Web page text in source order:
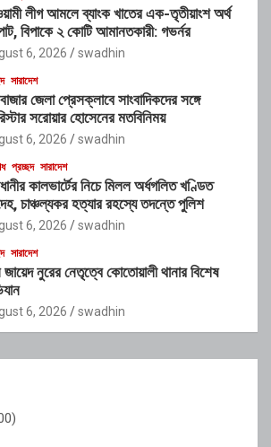
লীগ আমলে ব্যাংক খাতের এক-তৃতীয়াংশ অর্থ
বিপাকে ২ কোটি আমানতকারী: গভর্নর
6, 2026 swadhin
সারাদেশ
জেলা প্রেসক্লাবে সাংবাদিকদের সঙ্গে
সরোয়ার হোসেনের মতবিনিময়
6, 2026 swadhin
প্রচ্ছদ সারাদেশ
কালভার্টের নিচে মিলল অর্ধগলিত খণ্ডিত
চাঞ্চল্যকর হত্যার রহস্যে তদন্তে পুলিশ
6, 2026 swadhin
সারাদেশ
জায়েদ নুরের নেতৃত্বে কোতোয়ালী থানার বিশেষ
6, 2026 swadhin